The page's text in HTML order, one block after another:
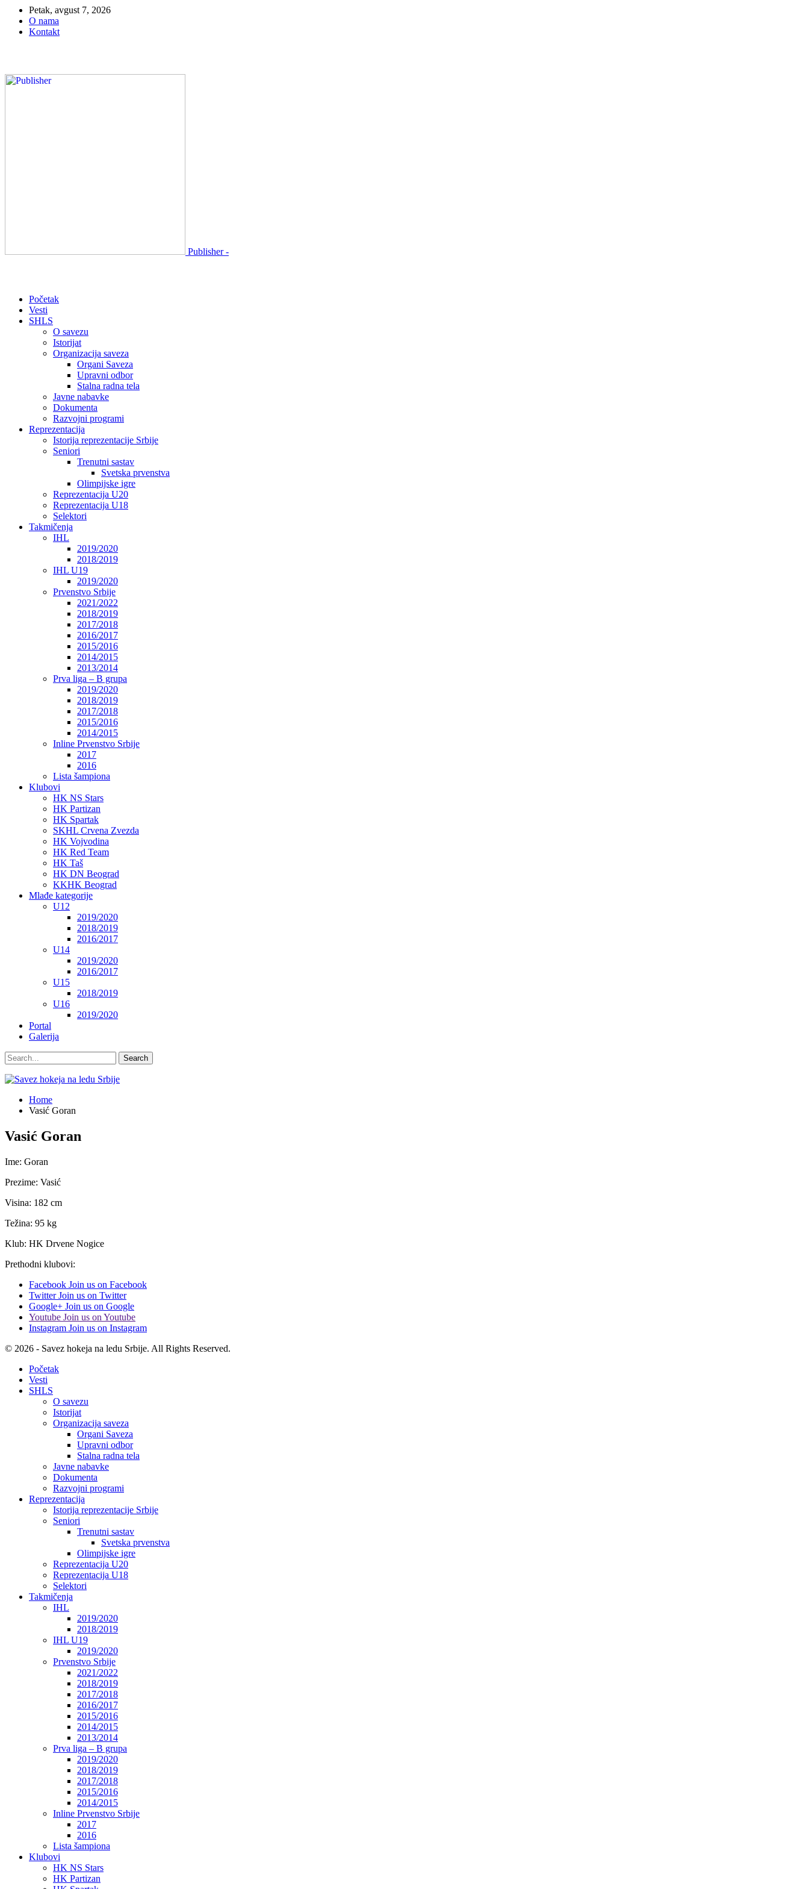
Petak, avgust 7, 2026
O nama
Kontakt
Publisher -
Početak
Vesti
SHLS
O savezu
Istorijat
Organizacija saveza
Organi Saveza
Upravni odbor
Stalna radna tela
Javne nabavke
Dokumenta
Razvojni programi
Reprezentacija
Istorija reprezentacije Srbije
Seniori
Trenutni sastav
Svetska prvenstva
Olimpijske igre
Reprezentacija U20
Reprezentacija U18
Selektori
Takmičenja
IHL
2019/2020
2018/2019
IHL U19
2019/2020
Prvenstvo Srbije
2021/2022
2018/2019
2017/2018
2016/2017
2015/2016
2014/2015
2013/2014
Prva liga – B grupa
2019/2020
2018/2019
2017/2018
2015/2016
2014/2015
Inline Prvenstvo Srbije
2017
2016
Lista šampiona
Klubovi
HK NS Stars
HK Partizan
HK Spartak
SKHL Crvena Zvezda
HK Vojvodina
HK Red Team
HK Taš
HK DN Beograd
KKHK Beograd
Mlađe kategorije
U12
2019/2020
2018/2019
2016/2017
U14
2019/2020
2016/2017
U15
2018/2019
U16
2019/2020
Portal
Galerija
Home
Vasić Goran
Vasić Goran
Ime: Goran
Prezime: Vasić
Visina: 182 cm
Težina: 95 kg
Klub: HK Drvene Nogice
Prethodni klubovi:
Facebook Join us on Facebook
Twitter Join us on Twitter
Google+ Join us on Google
Youtube Join us on Youtube
Instagram Join us on Instagram
© 2026 - Savez hokeja na ledu Srbije. All Rights Reserved.
Početak
Vesti
SHLS
O savezu
Istorijat
Organizacija saveza
Organi Saveza
Upravni odbor
Stalna radna tela
Javne nabavke
Dokumenta
Razvojni programi
Reprezentacija
Istorija reprezentacije Srbije
Seniori
Trenutni sastav
Svetska prvenstva
Olimpijske igre
Reprezentacija U20
Reprezentacija U18
Selektori
Takmičenja
IHL
2019/2020
2018/2019
IHL U19
2019/2020
Prvenstvo Srbije
2021/2022
2018/2019
2017/2018
2016/2017
2015/2016
2014/2015
2013/2014
Prva liga – B grupa
2019/2020
2018/2019
2017/2018
2015/2016
2014/2015
Inline Prvenstvo Srbije
2017
2016
Lista šampiona
Klubovi
HK NS Stars
HK Partizan